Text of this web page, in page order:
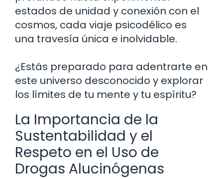
estados de unidad y conexión con el
cosmos, cada viaje psicodélico es
una travesía única e inolvidable.
¿Estás preparado para adentrarte en
este universo desconocido y explorar
los límites de tu mente y tu espíritu?
La Importancia de la
Sustentabilidad y el
Respeto en el Uso de
Drogas Alucinógenas